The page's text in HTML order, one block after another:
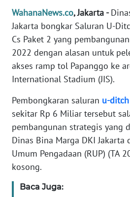
WahanaNews.co, Jakarta -
Jakarta bongkar Saluran U-
Cs Paket 2 yang
2022 dengan alasan untuk
akses ramp tol Papanggo ke
International Stadium (JIS).
Pembongkaran saluran u-ditch
sekitar Rp 6 Miliar tersebut
pembangunan strategis yang
Dinas Bina Marga DKI Jakarta
Umum Pengadaan (RUP) (TA
kosong.
Baca Juga:
BERITA
KONTAK
KAMI
INFO
TENTANG
KAMI
PEDOMAN
SIBER